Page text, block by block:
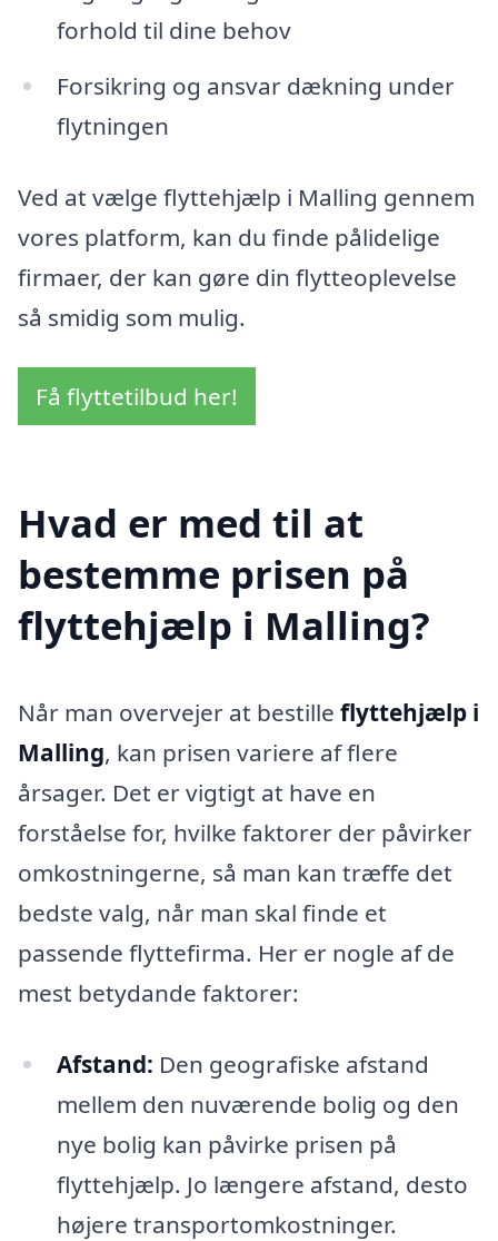
forhold til dine behov
Forsikring og ansvar dækning under
flytningen
Ved at vælge flyttehjælp i Malling gennem
vores platform, kan du finde pålidelige
firmaer, der kan gøre din flytteoplevelse
så smidig som mulig.
Få flyttetilbud her!
Hvad er med til at
bestemme prisen på
flyttehjælp i Malling?
Når man overvejer at bestille flyttehjælp i
Malling, kan prisen variere af flere
årsager. Det er vigtigt at have en
forståelse for, hvilke faktorer der påvirker
omkostningerne, så man kan træffe det
bedste valg, når man skal finde et
passende flyttefirma. Her er nogle af de
mest betydande faktorer:
Afstand: Den geografiske afstand
mellem den nuværende bolig og den
nye bolig kan påvirke prisen på
flyttehjælp. Jo længere afstand, desto
højere transportomkostninger.